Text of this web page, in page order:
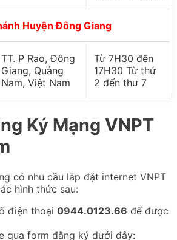
Huyện Đông Giang
TT. P Rao, Đông
Giang, Quảng
Nam, Việt Nam
Từ 7H30 đên
17H30 Từ thứ
2 đến thư 7
Ký Mạng VNPT
có nhu cầu lắp đặt internet VNPT
hình thức sau:
điện thoại 0944.0123.66 để được
qua form đăng ký dưới đây: